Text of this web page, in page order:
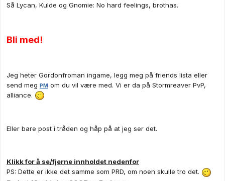
Så Lycan, Kulde og Gnomie: No hard feelings, brothas.
Bli med!
Jeg heter Gordonfroman ingame, legg meg på friends lista eller
send meg PM om du vil være med. Vi er da på Stormreaver PvP,
alliance.
Eller bare post i tråden og håp på at jeg ser det.
Klikk for å se/fjerne innholdet nedenfor
PS: Dette er ikke det samme som PRD, om noen skulle tro det.